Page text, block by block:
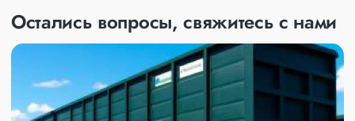
Остались вопросы, свяжитесь с нами